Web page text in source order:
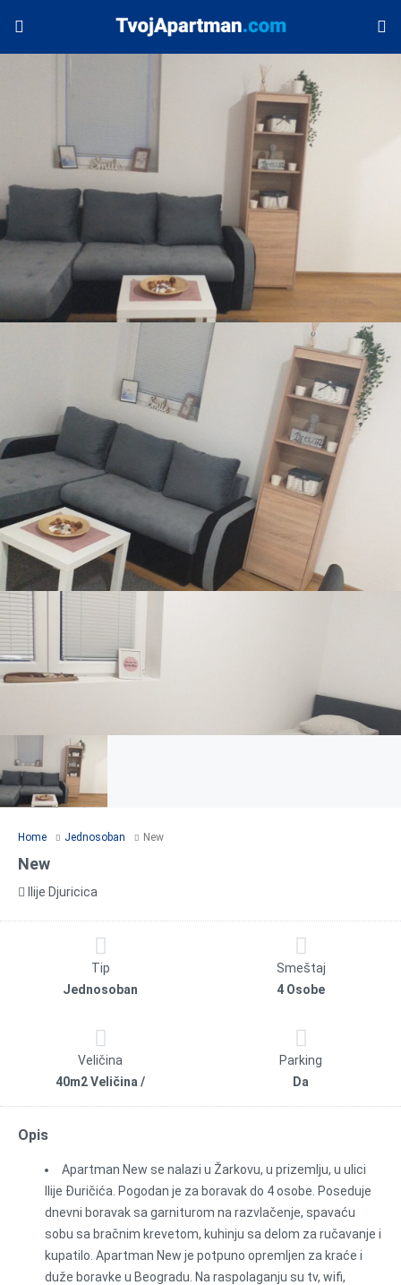
Home Jednosoban New
New
Ilije Djuricica
Tip
Jednosoban
Smeštaj
4 Osobe
Veličina
40m2 Veličina /
Parking
Da
Opis
Apartman New se nalazi u Žarkovu, u prizemlju, u ulici
Ilije Đuričića. Pogodan je za boravak do 4 osobe. Poseduje
dnevni boravak sa garniturom na razvlačenje, spavaću
sobu sa bračnim krevetom, kuhinju sa delom za ručavanje i
kupatilo. Apartman New je potpuno opremljen za kraće i
duže boravke u Beogradu. Na raspolaganju su tv, wifi,